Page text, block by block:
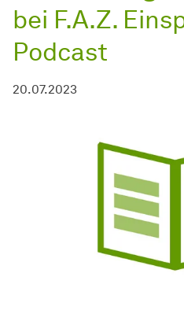
bei F.A.Z.
Podcast
20.07.2023